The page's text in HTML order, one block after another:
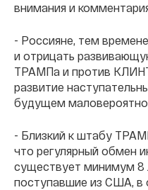
внимания и
- Россияне, тем
и отрицать
ТРАМПа и против
развитие
будущем
- Близкий к штабу
что регулярный обмен
существует минимум 8
поступавшие из США, в